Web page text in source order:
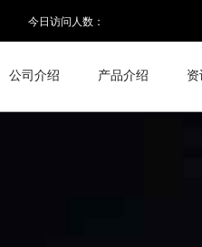
今日访问人数：
公司介绍 产品介绍 资